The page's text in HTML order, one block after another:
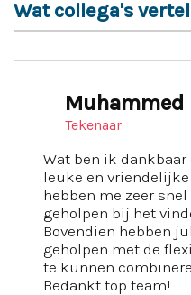
Wat collega's
Muhammed
Tekenaar
Wat ben ik
leuke en
hebben me zeer
geholpen bij het
Bovendien hebben
geholpen met de
te kunnen
Bedankt top team!